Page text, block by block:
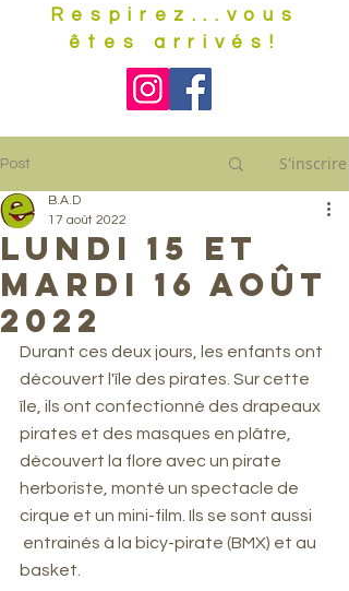
Respirez...vous
êtes arrivés!
Post S'inscrire
Lundi 15 et
Mardi 16 août
2022
B.A.D
17 août 2022
Durant ces deux jours, les enfants ont
découvert l'île des pirates. Sur cette
île, ils ont confectionné des drapeaux
pirates et des masques en plâtre,
découvert la flore avec un pirate
herboriste, monté un spectacle de
cirque et un mini-film. Ils se sont aussi
basket.